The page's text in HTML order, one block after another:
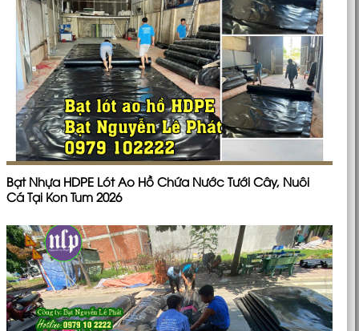
Bạt Nhựa HDPE Lót Ao Hồ Chứa Nước Tưới Cây, Nuôi
Cá Tại Kon Tum 2026